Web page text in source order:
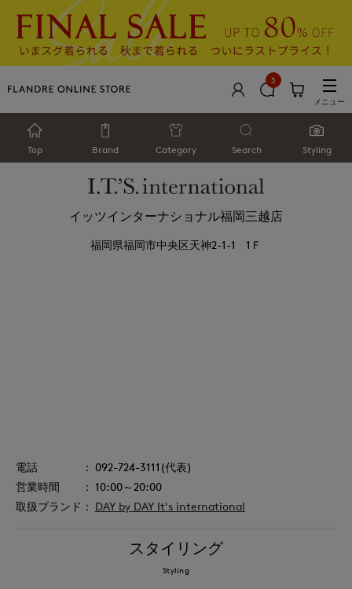
3
メニュー
Top Brand Category Search Styling
イッツインターナショナル福岡三越店
福岡県福岡市中央区天神2-1-1 1Ｆ
092-724-3111(代表)
10:00～20:00
DAY by DAY It's international
スタイリング
Styling